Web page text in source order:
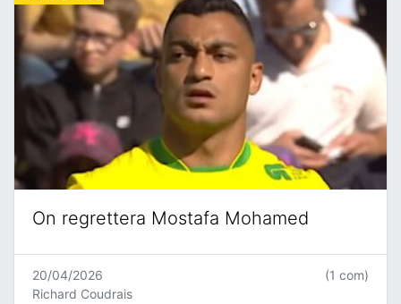
On regrettera Mostafa Mohamed
20/04/2026
Richard Coudrais
(1 com)